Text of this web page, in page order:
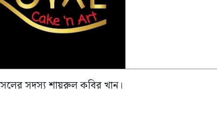
সদস্য শায়রুল কবির খান।